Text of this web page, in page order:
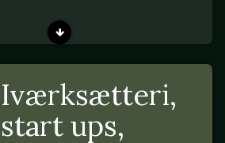
Iværksætteri,
start ups,